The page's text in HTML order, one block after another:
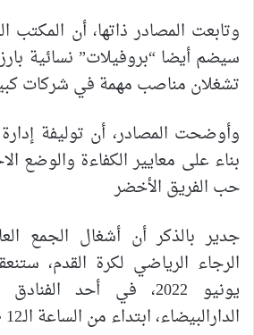
وتابعت المصادر ذاتها، أن المكتب
سيضم أيضا “بروفيلات” نسائية
تشغلان مناصب مهمة في شركات
وأوضحت المصادر، أن توليفة
بناء على معايير الكفاءة والوضع
حب الفريق الأخضر
جدير بالذكر أن أشغال الجمع
يونيو 2022، في أحد
الدارالبيضاء، ابتداء من الساعة الـ12 ظهرا.